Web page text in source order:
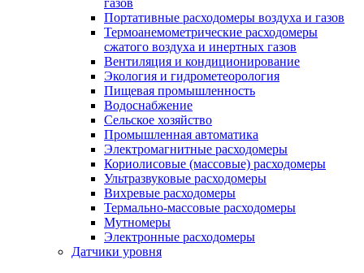
газов
Портативные расходомеры воздуха и газов
Термоанемометрические расходомеры
сжатого воздуха и инертных газов
Вентиляция и кондиционирование
Экология и гидрометеорология
Пищевая промышленность
Водоснабжение
Сельское хозяйство
Промышленная автоматика
Электромагнитные расходомеры
Кориолисовые (массовые) расходомеры
Ультразвуковые расходомеры
Вихревые расходомеры
Термально-массовые расходомеры
Мутномеры
Электронные расходомеры
Датчики уровня